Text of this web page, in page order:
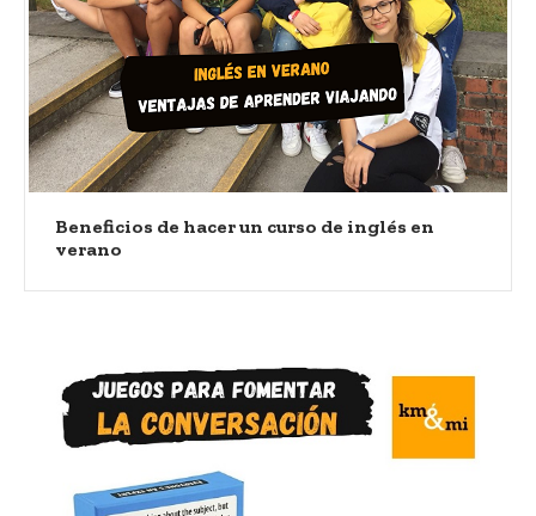
Beneficios de hacer un curso de inglés en
verano